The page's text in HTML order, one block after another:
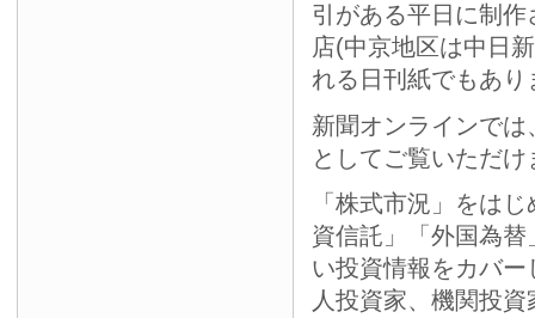
引がある平日に制
店(中京地区は中日
れる日刊紙でもあり
新聞オンラインで
としてご覧いただけ
「株式市況」をは
資信託」「外国為
い投資情報をカバ
人投資家、機関投